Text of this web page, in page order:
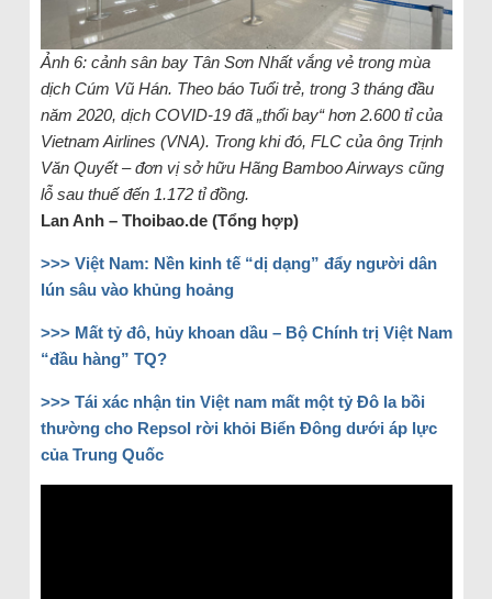
Ảnh 6: cảnh sân bay Tân Sơn Nhất vắng vẻ trong mùa
dịch Cúm Vũ Hán. Theo báo Tuổi trẻ, trong 3 tháng đầu
năm 2020, dịch COVID-19 đã „thổi bay“ hơn 2.600 tỉ của
Vietnam Airlines (VNA). Trong khi đó, FLC của ông Trịnh
Văn Quyết – đơn vị sở hữu Hãng Bamboo Airways cũng
lỗ sau thuế đến 1.172 tỉ đồng.
Lan Anh – Thoibao.de (Tổng hợp)
>>> Việt Nam: Nền kinh tế “dị dạng” đẩy người dân
lún sâu vào khủng hoảng
>>> Mất tỷ đô, hủy khoan dầu – Bộ Chính trị Việt Nam
“đầu hàng” TQ?
>>> Tái xác nhận tin Việt nam mất một tỷ Đô la bồi
thường cho Repsol rời khỏi Biển Đông dưới áp lực
của Trung Quốc